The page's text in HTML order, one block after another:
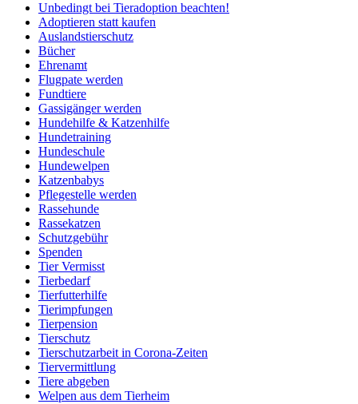
Unbedingt bei Tieradoption beachten!
Adoptieren statt kaufen
Auslandstierschutz
Bücher
Ehrenamt
Flugpate werden
Fundtiere
Gassigänger werden
Hundehilfe & Katzenhilfe
Hundetraining
Hundeschule
Hundewelpen
Katzenbabys
Pflegestelle werden
Rassehunde
Rassekatzen
Schutzgebühr
Spenden
Tier Vermisst
Tierbedarf
Tierfutterhilfe
Tierimpfungen
Tierpension
Tierschutz
Tierschutzarbeit in Corona-Zeiten
Tiervermittlung
Tiere abgeben
Welpen aus dem Tierheim